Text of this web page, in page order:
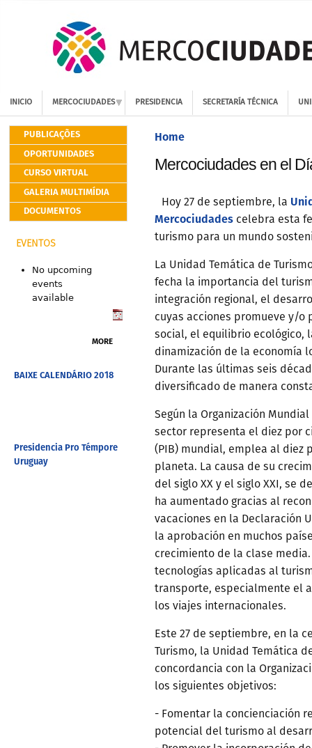
INICIO MERCOCIUDADES PRESIDENCIA SECRETARÍA TÉCNICA
PUBLICAÇÕES
OPORTUNIDADES
CURSO VIRTUAL
GALERIA MULTIMÍDIA
DOCUMENTOS
EVENTOS
No upcoming
events
available
MORE
BAIXE CALENDÁRIO 2018
Presidencia Pro Témpore
Uruguay
Home
Mercociudades en el
Hoy 27 de septiembre, la
Mercociudades celebra esta
turismo para un mundo
La Unidad Temática de
fecha la importancia del
integración regional, el
cuyas acciones promueve y/o
social, el equilibrio ecológico,
dinamización de la economía
Durante las últimas seis
diversificado de manera
Según la Organización
sector representa el diez por
(PIB) mundial, emplea al diez
planeta. La causa de su
del siglo XX y el siglo XXI, se
ha aumentado gracias al
vacaciones en la Declaración
la aprobación en muchos
crecimiento de la clase
tecnologías aplicadas al
transporte, especialmente el
los viajes internacionales.
Este 27 de septiembre, en la
Turismo, la Unidad Temática
concordancia con la
los siguientes objetivos:
- Fomentar la concienciación
potencial del turismo al